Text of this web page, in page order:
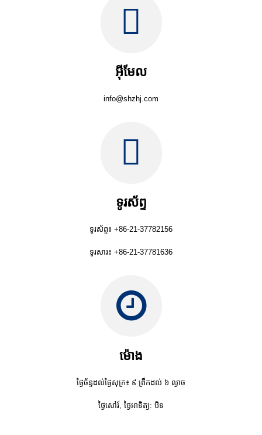
អ៊ីមែល
info@shzhj.com
ទូរស័ព្ទ
ទូរស័ព្ទ៖ +86-21-37782156
ទូរសារ៖ +86-21-37781636
ម៉ោង
ថ្ងៃច័ន្ទដល់ថ្ងៃសុក្រ៖ ៩ ព្រឹកដល់ ៦ ល្ងាច
ថ្ងៃសៅរ៍, ថ្ងៃអាទិត្យ: បិទ